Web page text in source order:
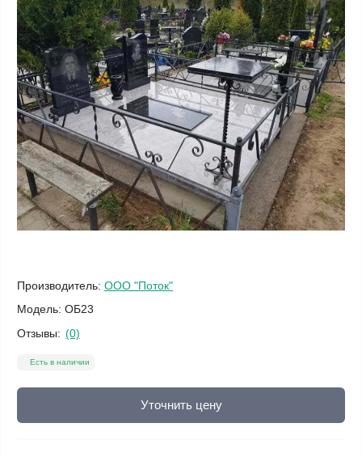
Производитель: ООО "Поток"
Модель: ОБ23
Отзывы: (0)
Есть в наличии
Уточнить цену